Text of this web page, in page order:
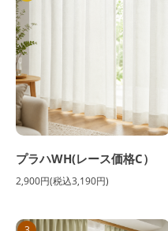
プラハWH(レース価格C）
2,900円(税込3,190円)